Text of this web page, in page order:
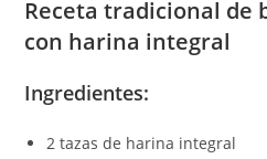
Receta tradicional de
con harina integral
Ingredientes:
2 tazas de harina integral